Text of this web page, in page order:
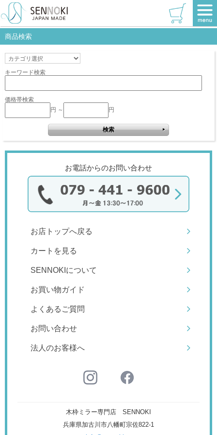
TOP >
該当商品はありません。
商品検索
キーワード検索
価格帯検索
円 ～
円
お電話からのお問い合わせ
お店トップへ戻る
カートを見る
SENNOKIについて
お買い物ガイド
よくあるご質問
お問い合わせ
法人のお客様へ
木枠ミラー専門店 SENNOKI
兵庫県加古川市八幡町宗佐822-1